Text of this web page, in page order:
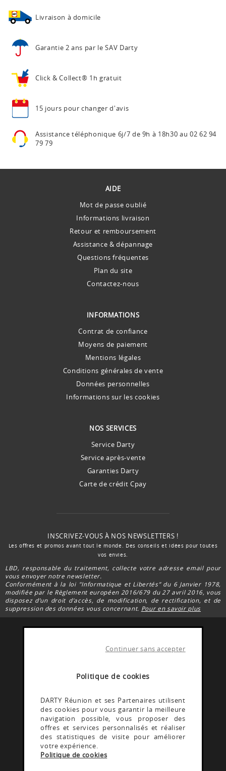
Politique de cookies
Continuer sans accepter
DARTY Réunion et ses Partenaires utilisent
des cookies pour vous garantir la meilleure
navigation possible, vous proposer des
offres et services personnalisés et réaliser
des statistiques de visite pour améliorer
votre expérience.
Politique de cookies
Livraison à domicile
Garantie 2 ans par le SAV Darty
Click & Collect® 1h gratuit
15 jours pour changer d'avis
Assistance téléphonique 6j/7 de 9h à 18h30 au 02 62 94
79 79
AIDE
Mot de passe oublié
Informations livraison
Retour et remboursement
Assistance & dépannage
Questions fréquentes
Plan du site
Contactez-nous
INFORMATIONS
Contrat de confiance
Moyens de paiement
Mentions légales
Conditions générales de vente
Données personnelles
Informations sur les cookies
NOS SERVICES
Service Darty
Service après-vente
Garanties Darty
Carte de crédit Cpay
INSCRIVEZ-VOUS À NOS NEWSLETTERS !
Les offres et promos avant tout le monde. Des conseils et idées pour toutes
vos envies.
LBD, responsable du traitement, collecte votre adresse email pour
vous envoyer notre newsletter.
Conformément à la loi "Informatique et Libertés” du 6 Janvier 1978,
modifiée par le Règlement européen 2016/679 du 27 avril 2016, vous
disposez d’un droit d’accès, de modification, de rectification, et de
suppression des données vous concernant. Pour en savoir plus
FACEBOOK DARTY
Rejoignez la communauté Darty Réunion
INSTAGRAM DARTY
Découvrez les coulisses @Dartyreunion
YOUTUBE DARTY
Rejoignez la communauté Darty reunion